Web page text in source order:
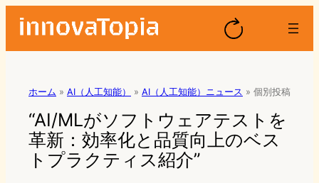
ホーム » AI（人工知能） » AI（人工知能）ニュース » 個別投稿
“AI/MLがソフトウェアテストを
革新：効率化と品質向上のベス
トプラクティス紹介”